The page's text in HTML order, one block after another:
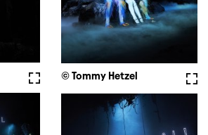
© Tommy Hetzel
Vollbild